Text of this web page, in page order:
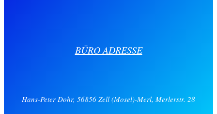
BÜRO ADRESSE
Hans-Peter Dohr, 56856 Zell (Mosel)-Merl, Merlerstr. 28